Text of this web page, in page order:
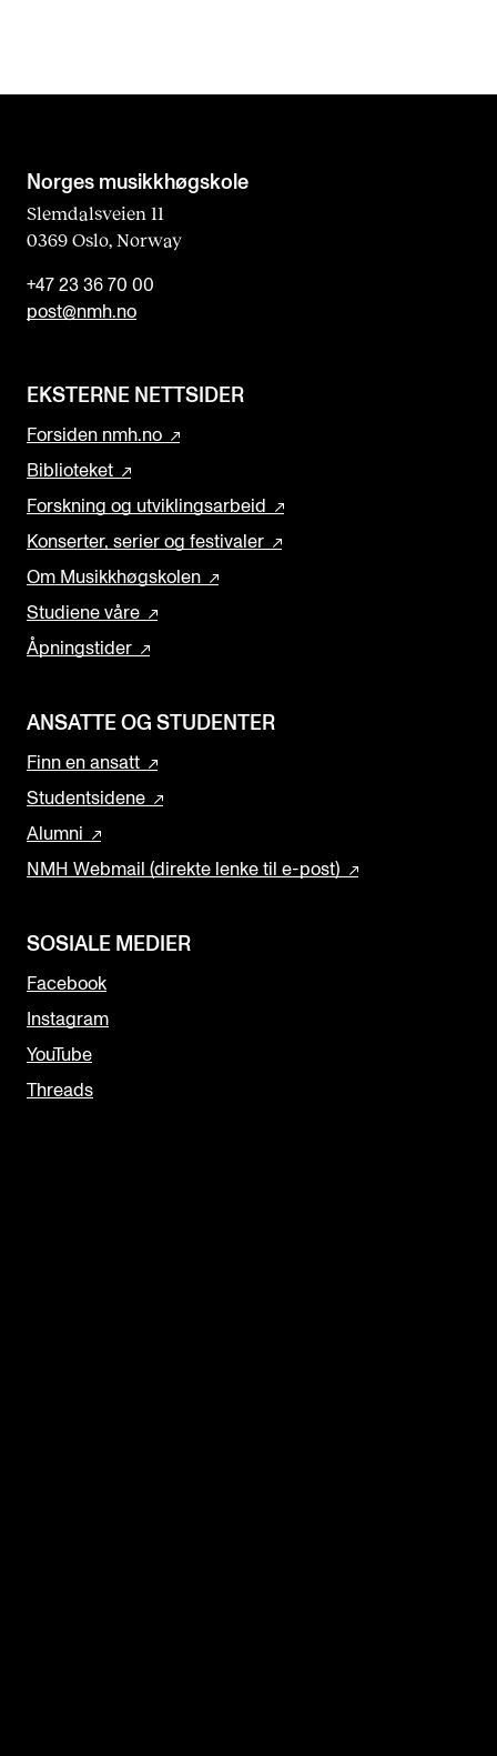
Norges musikk­høgskole
Slemdalsveien 11
0369 Oslo, Norway
+47 23 36 70 00
post@nmh.no
EKSTERNE NETTSIDER
Forsiden nmh.no
Biblioteket
Forskning og utviklingsarbeid
Konserter, serier og festivaler
Om Musikkhøgskolen
Studiene våre
Åpningstider
ANSATTE OG STUDENTER
Finn en ansatt
Studentsidene
Alumni
NMH Webmail (direkte lenke til e-post)
SOSIALE MEDIER
Facebook
Instagram
YouTube
Threads